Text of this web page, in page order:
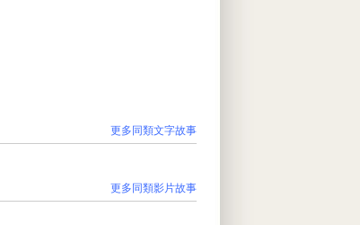
更多同類文字故事
更多同類影片故事